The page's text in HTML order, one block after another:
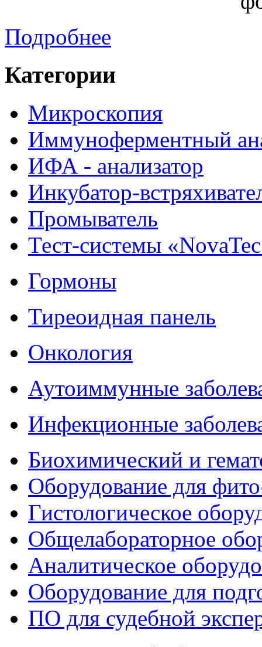
Подробнее
Категории
Микроскопия
Иммуноферментный
ИФА - анализатор
Инкубатор-
Промыватель
Тест-системы
Гормоны
Тиреоидная панель
Онкология
Аутоиммунные
Инфекционные
Биохимический и
Оборудование для
Гистологическое
Общелабораторное
Аналитическое
Оборудование для
ПО для судебной